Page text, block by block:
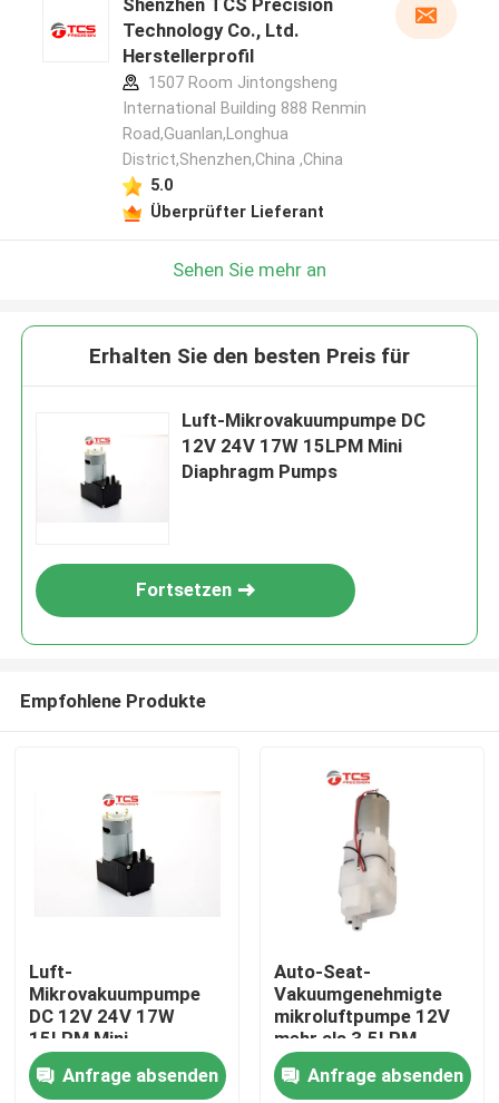
Zu Hause
Shenzhen TCS Precision
Technology Co., Ltd.
Herstellerprofil
1507 Room Jintongsheng
International Building 888 Renmin
Road,Guanlan,Longhua
District,Shenzhen,China ,China
5.0
Überprüfter Lieferant
Sehen Sie mehr an
Erhalten Sie den besten Preis für
Luft-Mikrovakuumpumpe DC
12V 24V 17W 15LPM Mini
Diaphragm Pumps
Fortsetzen
Empfohlene Produkte
Luft-
Mikrovakuumpumpe
DC 12V 24V 17W
15LPM Mini
Diaphragm Pumps
Anfrage absenden
Auto-Seat-
Vakuumgenehmigte
mikroluftpumpe 12V
mehr als 3.5LPM
ISO9001
Anfrage absenden